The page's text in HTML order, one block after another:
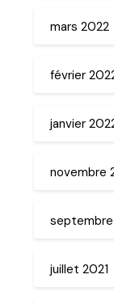
mars 2022
février
janvier
novembre
septembre
juillet 2021